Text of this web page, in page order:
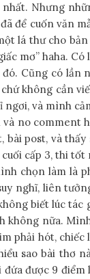
Nhưng
để cuốn văn
lá thư cho
mơ” haha. Có
Cũng có lần
không cần
và mình
no comment
post, và thấy
cấp 3, thi
chọn làm là
nghĩ, liên
biết lúc tác
nữa.
phải hót, chiếc
sao bài thơ
được 9 điểm